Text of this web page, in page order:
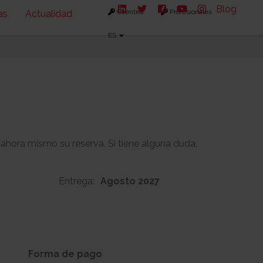
Actualidad Clientes Profesionales
ES
Blog
mismo su reserva. Si tiene alguna duda,
Entrega: Agosto 2027
93m2
Forma de pago